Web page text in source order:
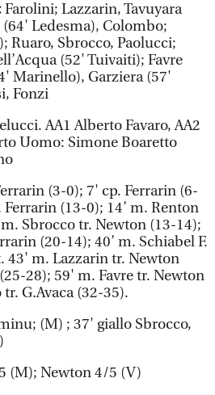
Farolini; Lazzarin, Tavuyara
Ledesma), Colombo;
Ruaro, Sbrocco, Paolucci;
(52' Tuivaiti); Favre
Marinello), Garziera (57'
Fonzi
AA1 Alberto Favaro, AA2
Uomo: Simone Boaretto
(3-0); 7' cp. Ferrarin (6-
(13-0); 14’ m. Renton
Sbrocco tr. Newton (13-14);
(20-14); 40’ m. Schiabel F.
43' m. Lazzarin tr. Newton
28); 59' m. Favre tr. Newton
G.Avaca (32-35).
(M) ; 37' giallo Sbrocco,
(M); Newton 4/5 (V)